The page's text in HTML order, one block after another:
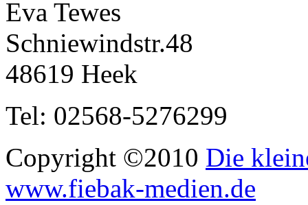
Eva Tewes
Schniewindstr.48
48619 Heek
Tel: 02568-5276299
Copyright ©2010 Die
www.fiebak-medien.de